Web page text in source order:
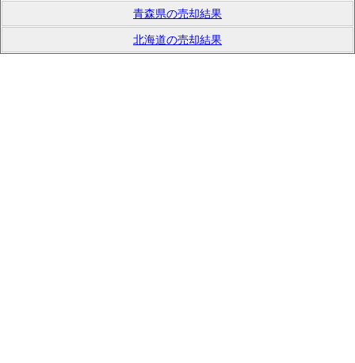
青森県の売却結果
北海道の売却結果